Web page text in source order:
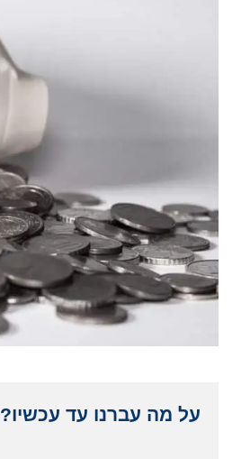
על מה עברנו עד עכשיו?